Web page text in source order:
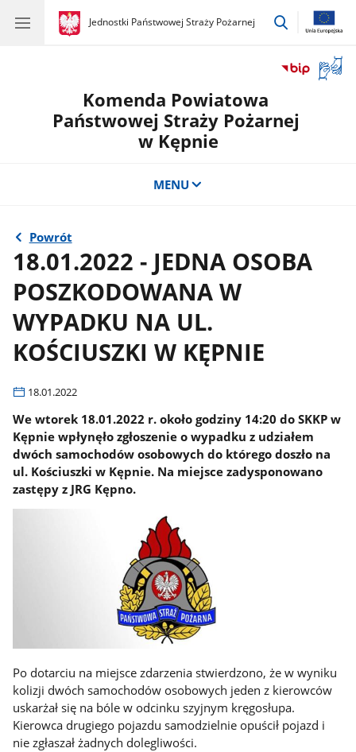
gov.pl
Jednostki Państwowej Straży Pożarnej
gov.pl
Jednostki
przejdź
okno
Komenda Powiatowa
Państwowej Straży Pożarnej
w Kępnie
MENU
Powrót
18.01.2022 - JEDNA OSOBA
POSZKODOWANA W
WYPADKU NA UL.
KOŚCIUSZKI W KĘPNIE
18.01.2022
We wtorek 18.01.2022 r. około godziny 14:20 do SKKP w
Kępnie wpłynęło zgłoszenie o wypadku z udziałem
dwóch samochodów osobowych do którego doszło na
ul. Kościuszki w Kępnie. Na miejsce zadysponowano
zastępy z JRG Kępno.
Po dotarciu na miejsce zdarzenia stwierdzono, że w wyniku
kolizji dwóch samochodów osobowych jeden z kierowców
uskarżał się na bóle w odcinku szyjnym kręgosłupa.
Kierowca drugiego pojazdu samodzielnie opuścił pojazd i
nie zgłaszał żadnych dolegliwości.